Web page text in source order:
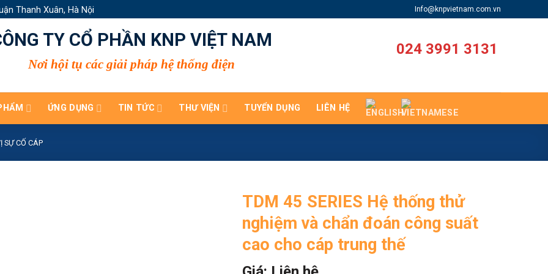
Thanh Xuân, Hà Nội Info@knpvietnam.com.vn
TY CỔ PHẦN KNP VIỆT NAM
Nơi hội tụ các giải pháp hệ thống điện
024 3991 3131
ỨNG DỤNG TIN TỨC THƯ VIỆN TUYỂN DỤNG LIÊN HỆ
CỐ CÁP
TDM 45 SERIES Hệ thống thử
nghiệm và chẩn đoán công suất
cao cho cáp trung thế